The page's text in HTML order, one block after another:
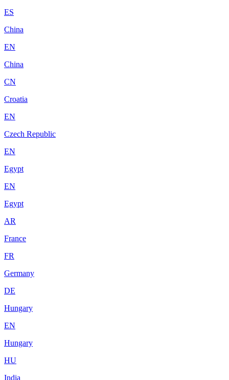
ES
China
EN
China
CN
Croatia
EN
Czech Republic
EN
Egypt
EN
Egypt
AR
France
FR
Germany
DE
Hungary
EN
Hungary
HU
India